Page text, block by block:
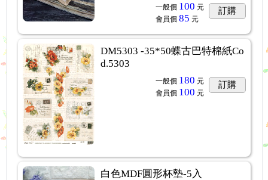
一般價 100 元
會員價 85 元
訂購
DM5303 -35*50蝶古巴特棉紙Co
d.5303
一般價 180 元
會員價 100 元
訂購
白色MDF圓形杯墊-5入